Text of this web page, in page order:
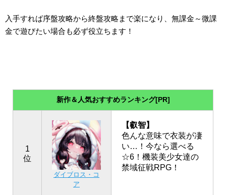
入手すれば序盤攻略から終盤攻略まで楽になり、無課金～微課
金で遊びたい場合も必ず役立ちます！
新作＆人気おすすめランキング[PR]
1
位
ダイブロス・コ
ア
【叡智】
色んな意味で衣装が凄
い…！今なら選べる
☆6！機装美少女達の
禁域征戦RPG！